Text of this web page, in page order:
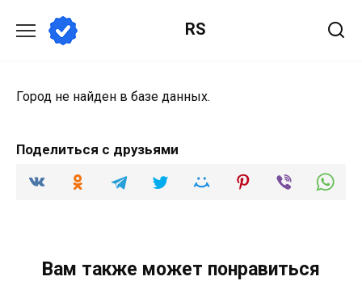
содержанию
RS
Город не найден в базе данных.
Поделиться с друзьями
Вам также может понравиться